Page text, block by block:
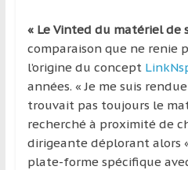
culturelle
d’un
pays
d’une
région
« Le Vinted du matériel de
comparaison que ne renie
l’origine du concept
années. « Je me suis
trouvait pas toujours le
recherché à proximité de
dirigeante déplorant alors
plate-forme spécifique